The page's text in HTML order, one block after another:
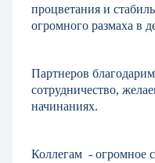
процветания и
огромного размаха в
Партнеров
сотрудничество,
начинаниях.
Коллегам - огромное